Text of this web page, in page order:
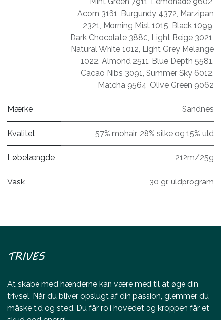
Acorn 3161 Burgundy 4372 Marzipan
2321 Morning Mist 1015 Black 1099
Dark Chocolate 3880 Light Beige 3021
Natural White 1012 Light Grey Melange
1022 Almond 2511 Blue Depth 5581
Cacao Nibs 3091 Summer Sky 6012
Matcha 9564 Olive Green 9062
Mærke Sandnes
Kvalitet 57% mohair, 28% silke og 15% uld
Løbelængde 212m/25g
Vask 30 gr. uldprogram
TRIVES
At skabe med hænderne kan være med til at øge din
trivsel. Når du bliver opslugt af din passion, glemmer du
måske tid og sted. Du får ro i hovedet og kroppen får et